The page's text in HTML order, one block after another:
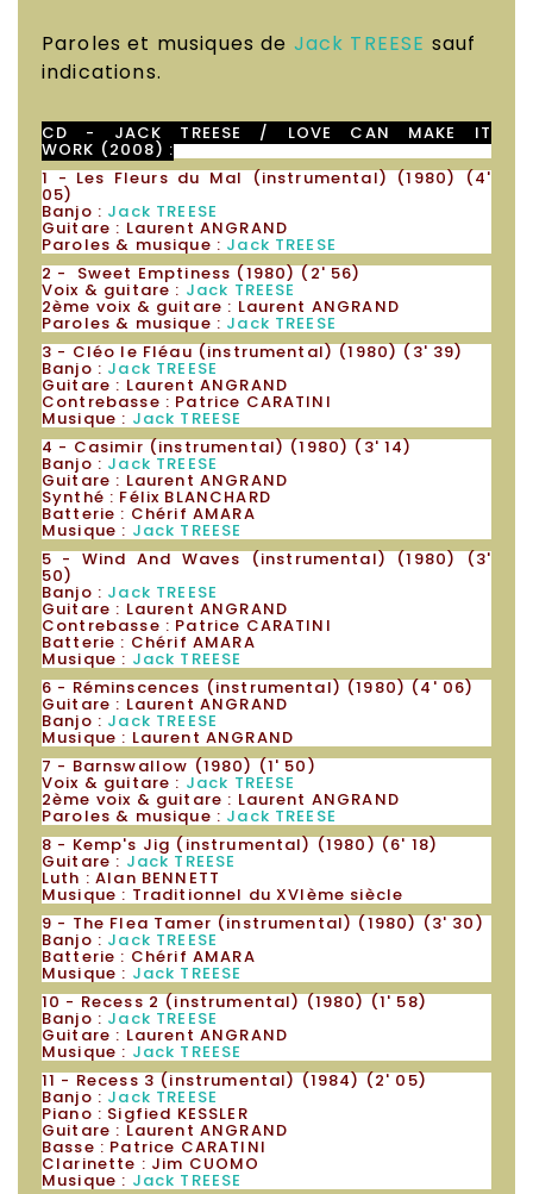
Paroles et musiques de Jack TREESE sauf
indications.
CD - JACK TREESE / LOVE CAN MAKE IT
WORK (2008) :
1 - Les Fleurs du Mal (instrumental) (1980) (4'
05)
Banjo : Jack TREESE
Guitare : Laurent ANGRAND
Paroles & musique : Jack TREESE
2 - Sweet Emptiness (1980) (2' 56)
Voix & guitare : Jack TREESE
2ème voix & guitare : Laurent ANGRAND
Paroles & musique : Jack TREESE
3 - Cléo le Fléau (instrumental) (1980) (3' 39)
Banjo : Jack TREESE
Guitare : Laurent ANGRAND
Contrebasse : Patrice CARATINI
Musique : Jack TREESE
4 - Casimir (instrumental) (1980) (3' 14)
Banjo : Jack TREESE
Guitare : Laurent ANGRAND
Synthé : Félix BLANCHARD
Batterie : Chérif AMARA
Musique : Jack TREESE
5 - Wind And Waves (instrumental) (1980) (3'
50)
Banjo : Jack TREESE
Guitare : Laurent ANGRAND
Contrebasse : Patrice CARATINI
Batterie : Chérif AMARA
Musique : Jack TREESE
6 - Réminscences (instrumental) (1980) (4' 06)
Guitare : Laurent ANGRAND
Banjo : Jack TREESE
Musique : Laurent ANGRAND
7 - Barnswallow (1980) (1' 50)
Voix & guitare : Jack TREESE
2ème voix & guitare : Laurent ANGRAND
Paroles & musique : Jack TREESE
8 - Kemp's Jig (instrumental) (1980) (6' 18)
Guitare : Jack TREESE
Luth : Alan BENNETT
Musique : Traditionnel du XVIème siècle
9 - The Flea Tamer (instrumental) (1980) (3' 30)
Banjo : Jack TREESE
Batterie : Chérif AMARA
Musique : Jack TREESE
10 - Recess 2 (instrumental) (1980) (1' 58)
Banjo : Jack TREESE
Guitare : Laurent ANGRAND
Musique : Jack TREESE
11 - Recess 3 (instrumental) (1984) (2' 05)
Banjo : Jack TREESE
Piano : Sigfied KESSLER
Guitare : Laurent ANGRAND
Basse : Patrice CARATINI
Clarinette : Jim CUOMO
Musique : Jack TREESE